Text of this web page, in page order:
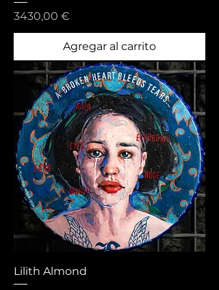
Precio
3430,00 €
Agregar al carrito
Lilith Almond